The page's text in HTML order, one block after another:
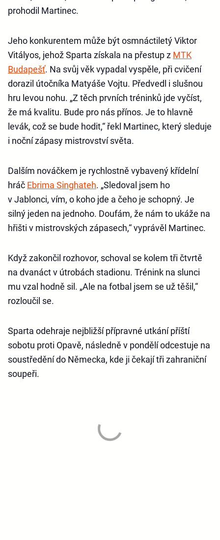
prohodil Martinec.
Jeho konkurentem může být osmnáctiletý Viktor
Vitályos, jehož Sparta získala na přestup z MTK
Budapešť. Na svůj věk vypadal vyspěle, při cvičení
dorazil útočníka Matyáše Vojtu. Předvedl i slušnou
hru levou nohu. „Z těch prvních tréninků jde vyčíst,
že má kvalitu. Bude pro nás přínos. Je to hlavně
levák, což se bude hodit,“ řekl Martinec, který sleduje
i noční zápasy mistrovství světa.
Dalším nováčkem je rychlostně vybavený křídelní
hráč Ebrima Singhateh. „Sledoval jsem ho
v Jablonci, vím, o koho jde a čeho je schopný. Je
silný jeden na jednoho. Doufám, že nám to ukáže na
hřišti v mistrovských zápasech,“ vyprávěl Martinec.
Když zakončil rozhovor, schoval se kolem tři čtvrtě
na dvanáct v útrobách stadionu. Trénink na slunci
mu vzal hodně sil. „Ale na fotbal jsem se už těšil,“
rozloučil se.
Sparta odehraje nejbližší přípravné utkání příští
sobotu proti Opavě, následně v pondělí odcestuje na
soustředění do Německa, kde ji čekají tři zahraniční
soupeři.